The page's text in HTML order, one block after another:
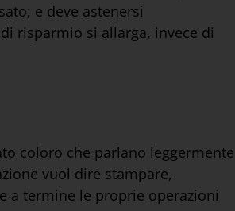
e deve astenersi
risparmio si allarga, invece di
coloro che parlano leggermente
vuol dire stampare,
a termine le proprie operazioni